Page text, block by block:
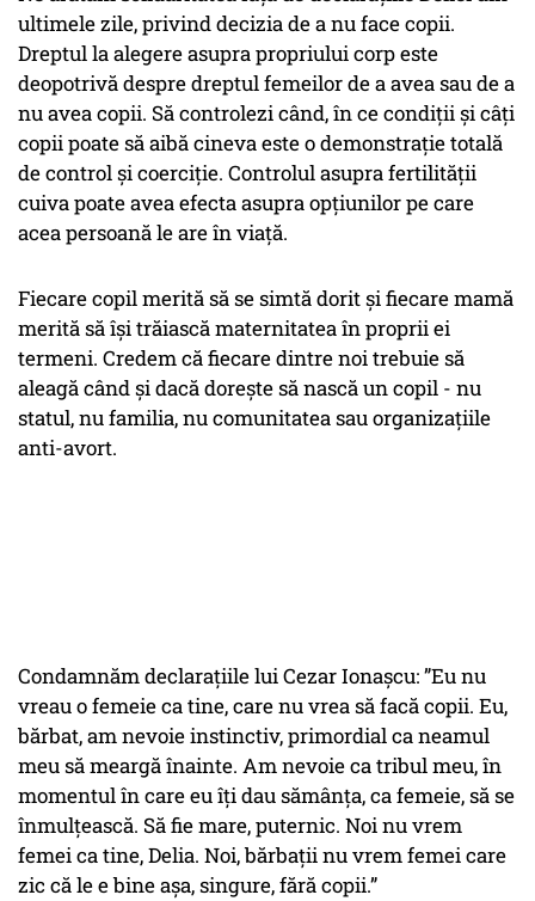
ultimele zile, privind decizia de a nu face copii.
Dreptul la alegere asupra propriului corp este
deopotrivă despre dreptul femeilor de a avea sau de a
nu avea copii. Să controlezi când, în ce condiții și câți
copii poate să aibă cineva este o demonstrație totală
de control și coerciție. Controlul asupra fertilității
cuiva poate avea efecta asupra opțiunilor pe care
acea persoană le are în viață.
Fiecare copil merită să se simtă dorit și fiecare mamă
merită să își trăiască maternitatea în proprii ei
termeni. Credem că fiecare dintre noi trebuie să
aleagă când și dacă dorește să nască un copil - nu
statul, nu familia, nu comunitatea sau organizațiile
anti-avort.
Condamnăm declarațiile lui Cezar Ionașcu:”Eu nu
vreau o femeie ca tine, care nu vrea să facă copii. Eu,
bărbat, am nevoie instinctiv, primordial ca neamul
meu să meargă înainte. Am nevoie ca tribul meu, în
momentul în care eu îți dau sămânța, ca femeie, să se
înmulțească. Să fie mare, puternic. Noi nu vrem
femei ca tine, Delia. Noi, bărbații nu vrem femei care
zic că le e bine așa, singure, fără copii.”